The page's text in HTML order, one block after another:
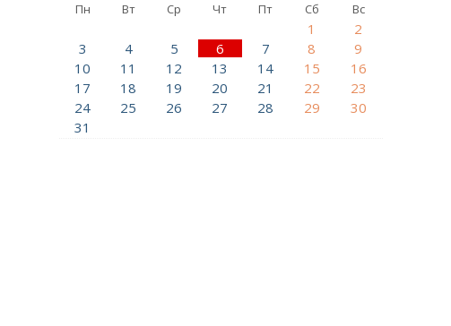
Пн Вт Ср Чт Пт Сб Вс
1
2
3
4 5 6 7 8
9
10
11 12 13 14 15
16
17
18 19 20 21 22
23
24
25 26 27 28 29
30
31